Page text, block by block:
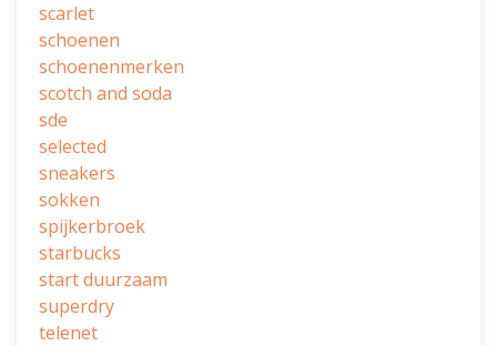
scarlet
schoenen
schoenenmerken
scotch and soda
sde
selected
sneakers
sokken
spijkerbroek
starbucks
start duurzaam
superdry
telenet